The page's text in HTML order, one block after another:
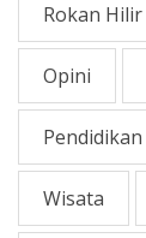
Rokan Hilir
Opini
Pendidikan
Wisata